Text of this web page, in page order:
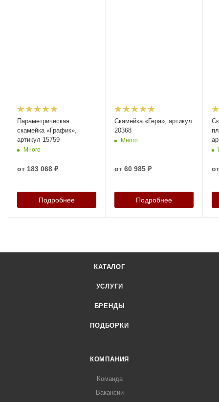
Параметрическая
скамейка «График»,
артикул 15759
Много
от 183 068 ₽
Подробнее
Скамейка «Гера», артикул
20368
Много
от 60 985 ₽
Подробнее
КАТАЛОГ
УСЛУГИ
БРЕНДЫ
ПОДБОРКИ
КОМПАНИЯ
Команда
Вакансии